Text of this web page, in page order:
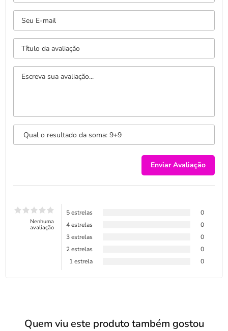
Nenhuma
avaliação
5 estrelas
0
4 estrelas
0
3 estrelas
0
2 estrelas
0
1 estrela
0
Quem viu este produto também gostou